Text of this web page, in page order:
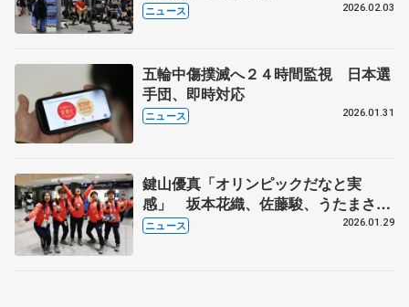
ニュース 2026.02.03
五輪中傷撲滅へ２４時間監視 日本選
手団、即時対応
ニュース 2026.01.31
鍵山優真「オリンピックだなと実
感」 坂本花織、佐藤駿、うたまさも
ミラノ入り フィギュアスケートは2
ニュース 2026.01.29